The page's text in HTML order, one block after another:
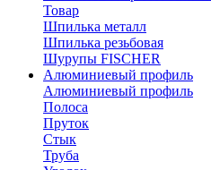
Товар
Шпилька металл
Шпилька резьбовая
Шурупы FISCHER
Алюминиевый профиль
Алюминиевый профиль
Полоса
Пруток
Стык
Труба